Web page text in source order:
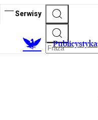
Serwisy
Publicystyka